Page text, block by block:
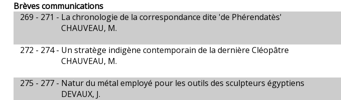
Brèves communications
269 - 271 - La chronologie de la correspondance dite 'de Phérendatès'
CHAUVEAU, M.
272 - 274 - Un stratège indigène contemporain de la dernière Cléopâtre
CHAUVEAU, M.
275 - 277 - Natur du métal employé pour les outils des sculpteurs égyptiens
DEVAUX, J.